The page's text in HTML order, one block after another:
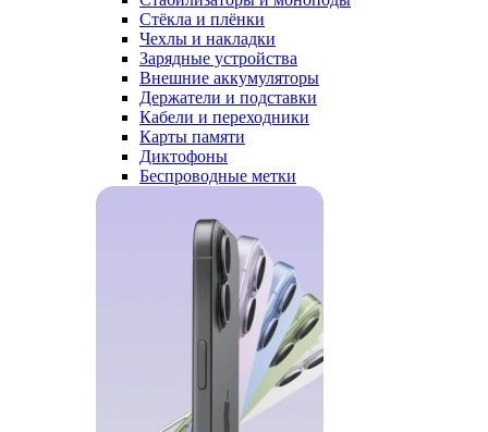
Стёкла и плёнки
Чехлы и накладки
Зарядные устройства
Внешние аккумуляторы
Держатели и подставки
Кабели и переходники
Карты памяти
Диктофоны
Беспроводные метки